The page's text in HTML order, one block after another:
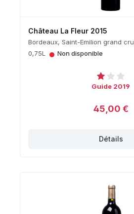
Château La Fleur 2015
Bordeaux, Saint-Emilion grand cru
0,75L
• Non disponible
Guide 2019
45,00 €
Détails